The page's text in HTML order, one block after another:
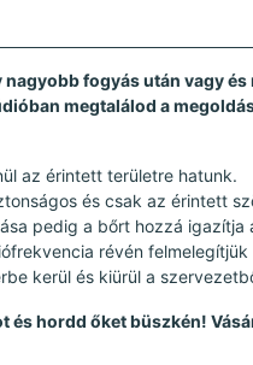
fogyás után vagy
megtalálod a
az érintett területre hatunk.
és csak az érintett
pedig a bőrt hozzá igazítja
révén
kerül és kiürül a
és hordd őket büszkén!